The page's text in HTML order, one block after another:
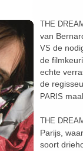
THE
van
VS de
de
echte
de
PARIS
THE
Parijs,
soort